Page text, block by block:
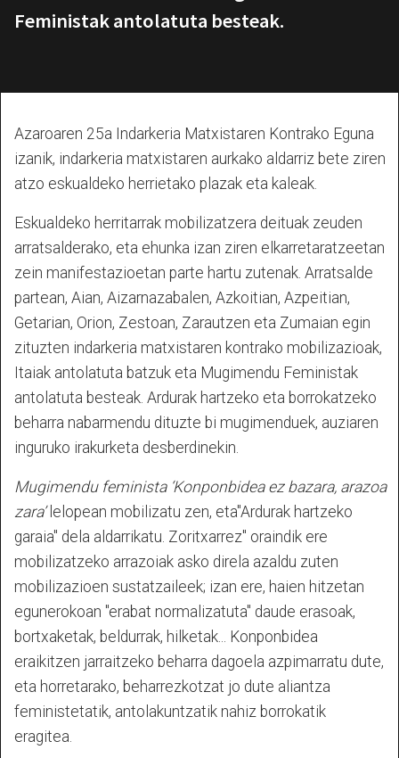
Feministak antolatuta besteak.
Azaroaren 25a Indarkeria Matxistaren Kontrako Eguna
izanik, indarkeria matxistaren aurkako aldarriz bete ziren
atzo eskualdeko herrietako plazak eta kaleak.
Eskualdeko herritarrak mobilizatzera deituak zeuden
arratsalderako, eta ehunka izan ziren elkarretaratzeetan
zein manifestazioetan parte hartu zutenak. Arratsalde
partean, Aian, Aizarnazabalen, Azkoitian, Azpeitian,
Getarian, Orion, Zestoan, Zarautzen eta Zumaian egin
zituzten indarkeria matxistaren kontrako mobilizazioak,
Itaiak antolatuta batzuk eta Mugimendu Feministak
antolatuta besteak. Ardurak hartzeko eta borrokatzeko
beharra nabarmendu dituzte bi mugimenduek, auziaren
inguruko irakurketa desberdinekin.
Mugimendu feminista ‘Konponbidea ez bazara, arazoa
zara’ lelopean mobilizatu zen, eta"Ardurak hartzeko
garaia" dela aldarrikatu. Zoritxarrez" oraindik ere
mobilizatzeko arrazoiak asko direla azaldu zuten
mobilizazioen sustatzaileek; izan ere, haien hitzetan
egunerokoan "erabat normalizatuta" daude erasoak,
bortxaketak, beldurrak, hilketak... Konponbidea
eraikitzen jarraitzeko beharra dagoela azpimarratu dute,
eta horretarako, beharrezkotzat jo dute aliantza
feministetatik, antolakuntzatik nahiz borrokatik
eragitea.